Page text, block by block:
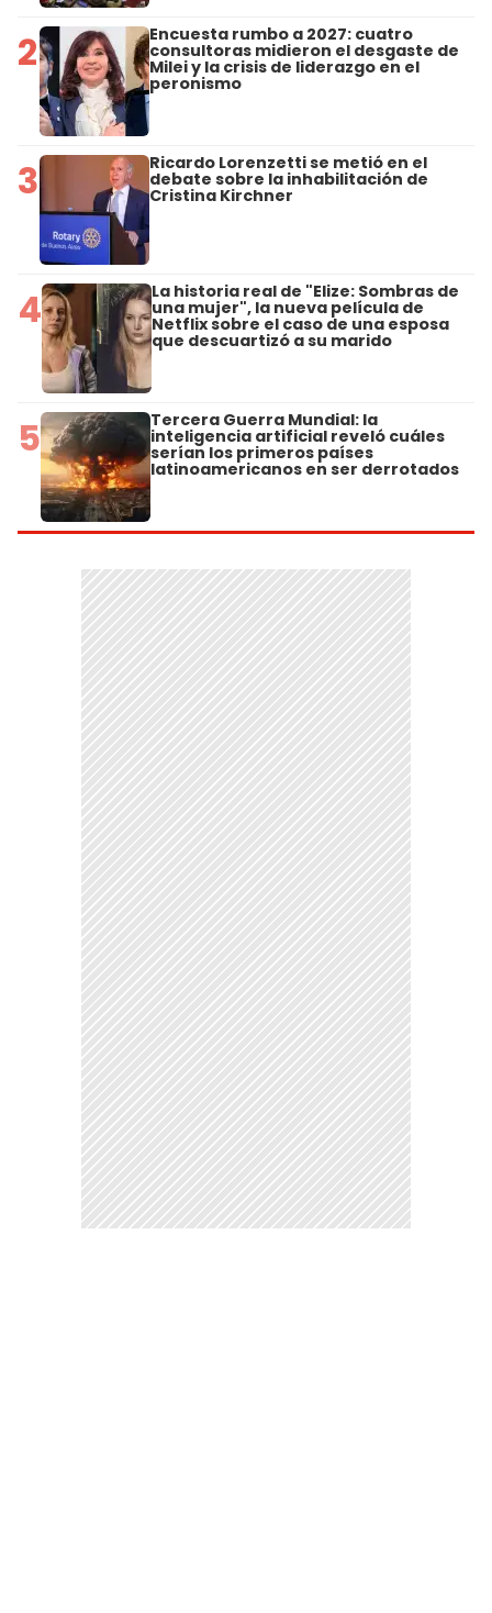
2 Encuesta rumbo a 2027: cuatro
consultoras midieron el desgaste de
Milei y la crisis de liderazgo en el
peronismo
3 Ricardo Lorenzetti se metió en el
debate sobre la inhabilitación de
Cristina Kirchner
4 La historia real de "Elize: Sombras de
una mujer", la nueva película de
Netflix sobre el caso de una esposa
que descuartizó a su marido
5 Tercera Guerra Mundial: la
inteligencia artificial reveló cuáles
serían los primeros países
latinoamericanos en ser derrotados